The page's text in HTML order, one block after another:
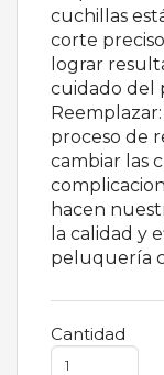
cuchillas
corte
lograr
cuidado del
proceso de
cambiar las
hacen
la calidad y
peluquería
Cantidad